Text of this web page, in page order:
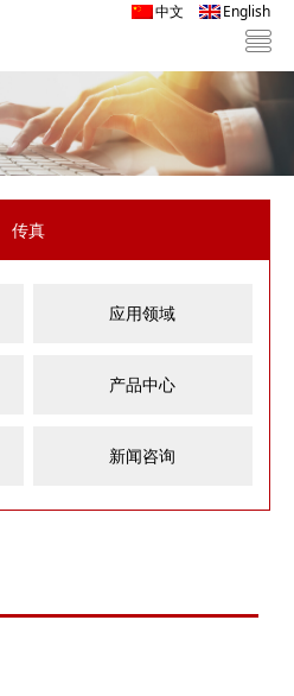
中文 English
传真
应用领域
产品中心
新闻咨询